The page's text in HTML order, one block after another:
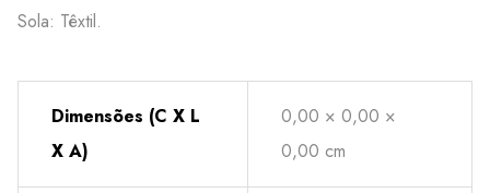
Sola: Têxtil.
Dimensões (C X L
X A)
0,00 × 0,00 ×
0,00 cm